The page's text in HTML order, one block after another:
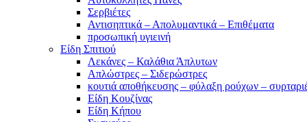
Σερβιέτες
Αντισηπτικά – Απολυμαντικά – Επιθέματα
προσωπική υγιεινή
Είδη Σπιτιού
Λεκάνες – Καλάθια Άπλυτων
Απλώστρες – Σιδερώστρες
κουτιά αποθήκευσης – φύλαξη ρούχων –
Είδη Κουζίνας
Είδη Κήπου